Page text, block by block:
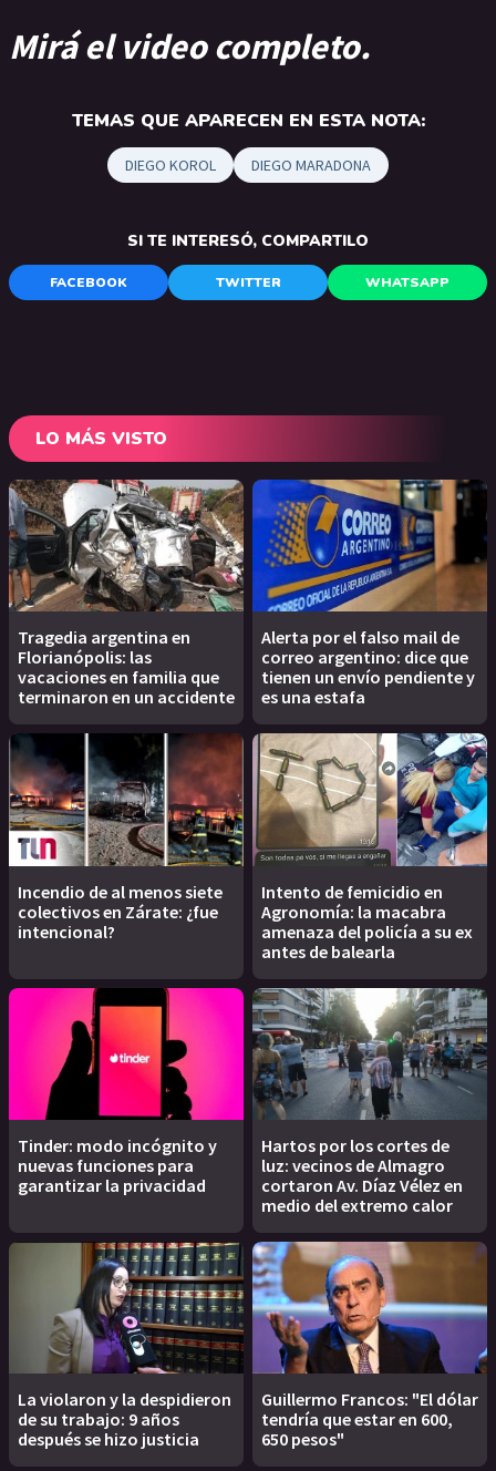
Mirá el video completo.
TEMAS QUE APARECEN EN ESTA NOTA:
DIEGO KOROL DIEGO MARADONA
SI TE INTERESÓ, COMPARTILO
FACEBOOK TWITTER WHATSAPP
LO MÁS VISTO
Tragedia argentina en
Florianópolis: las
vacaciones en familia que
terminaron en un accidente
Alerta por el falso mail de
correo argentino: dice que
tienen un envío pendiente y
es una estafa
Incendio de al menos siete
colectivos en Zárate: ¿fue
intencional?
Intento de femicidio en
Agronomía: la macabra
amenaza del policía a su ex
antes de balearla
Tinder: modo incógnito y
nuevas funciones para
garantizar la privacidad
Hartos por los cortes de
luz: vecinos de Almagro
cortaron Av. Díaz Vélez en
medio del extremo calor
La violaron y la despidieron
de su trabajo: 9 años
después se hizo justicia
Guillermo Francos: "El dólar
tendría que estar en 600,
650 pesos"